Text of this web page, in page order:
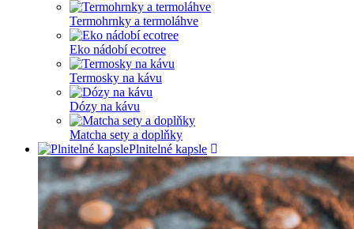
Termohrnky a termoláhve
Eko nádobí ecotree
Termosky na kávu
Dózy na kávu
Matcha sety a doplňky
Plnitelné kapsle